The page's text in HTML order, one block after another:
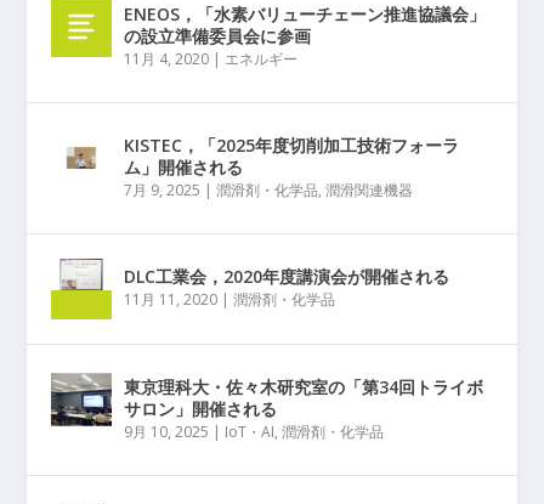
ENEOS，「水素バリューチェーン推進協議会」
の設立準備委員会に参画
11月 4, 2020 | エネルギー
KISTEC，「2025年度切削加工技術フォーラ
ム」開催される
7月 9, 2025 |潤滑剤・化学品,潤滑関連機器
DLC工業会，2020年度講演会が開催される
11月 11, 2020 |潤滑剤・化学品
東京理科大・佐々木研究室の「第34回トライボ
サロン」開催される
9月 10, 2025 | IoT・AI,潤滑剤・化学品